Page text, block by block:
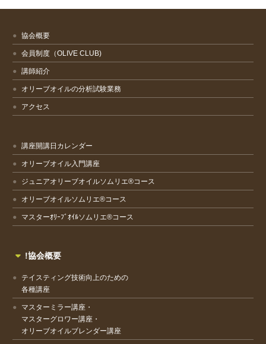
協会概要
会員制度（OLIVE CLUB)
講師紹介
オリーブオイルの分析試験業務
アクセス
講座開講日カレンダー
オリーブオイル入門講座
ジュニアオリーブオイルソムリエ®コース
オリーブオイルソムリエ®コース
マスターｵﾘｰﾌﾞｵｲﾙソムリエ®コース
!協会概要
テイスティング技術向上のための
各種講座
マスターミラー講座・
マスターグロワー講座・
オリーブオイルブレンダー講座